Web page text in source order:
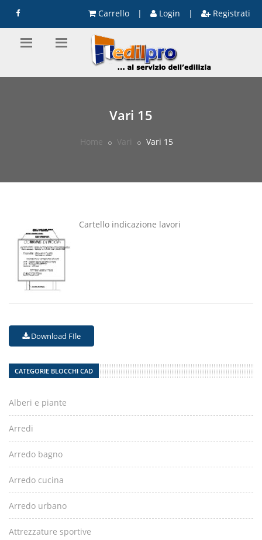
Carrello | Login | Registrati
Vari 15
Home Vari Vari 15
Cartello indicazione lavori
Download FIle
CATEGORIE BLOCCHI CAD
Alberi e piante
Arredi
Arredo bagno
Arredo cucina
Arredo urbano
Attrezzature sportive